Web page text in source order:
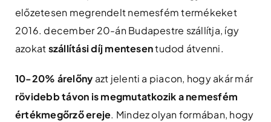
előzetesen megrendelt nemesfém termékeket
2016. december 20-án Budapestre szállítja, így
azokatszállítási díj mentesentudod átvenni.
10-20% árelőny azt jelenti a piacon, hogy akár már
rövidebb távon is megmutatkozik a nemesfém
értékmegőrző ereje. Mindez olyan formában, hogy